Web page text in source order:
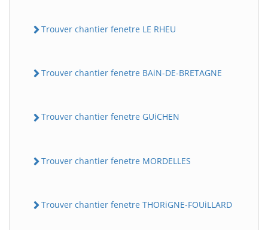
Trouver chantier fenetre LE RHEU
Trouver chantier fenetre BAiN-DE-BRETAGNE
Trouver chantier fenetre GUiCHEN
Trouver chantier fenetre MORDELLES
Trouver chantier fenetre THORiGNE-FOUiLLARD